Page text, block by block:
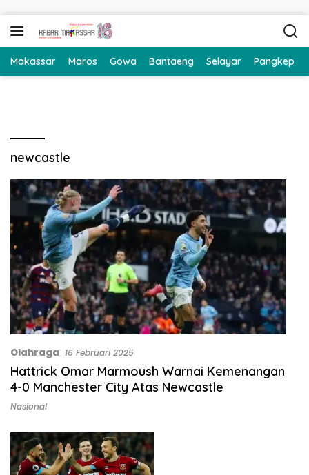
Makassar Maros Gowa Bantaeng Selayar Pangkep
newcastle
Olahraga 16 Februari 2025
Hattrick Omar Marmoush Warnai Kemenangan
4-0 Manchester City Atas Newcastle
Nasional